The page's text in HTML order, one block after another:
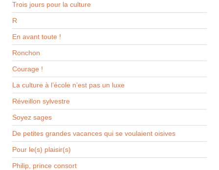
Trois jours pour la culture
R
En avant toute !
Ronchon
Courage !
La culture à l’école n’est pas un luxe
Réveillon sylvestre
Soyez sages
De petites grandes vacances qui se voulaient oisives
Pour le(s) plaisir(s)
Philip, prince consort